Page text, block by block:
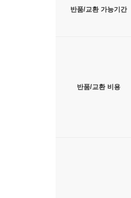
반품/교환 가능기간
반품/교환 비용